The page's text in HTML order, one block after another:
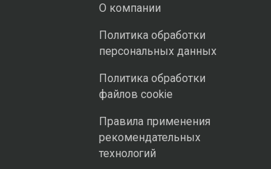
О компании
Политика обработки
персональных данных
Политика обработки
файлов cookie
Правила применения
рекомендательных
технологий